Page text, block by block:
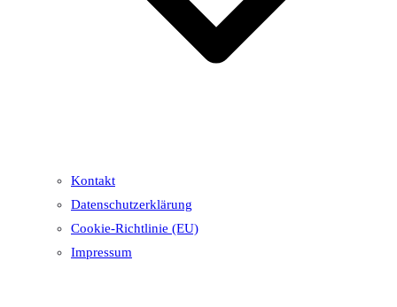
Kontakt
Datenschutzerklärung
Cookie-Richtlinie (EU)
Impressum